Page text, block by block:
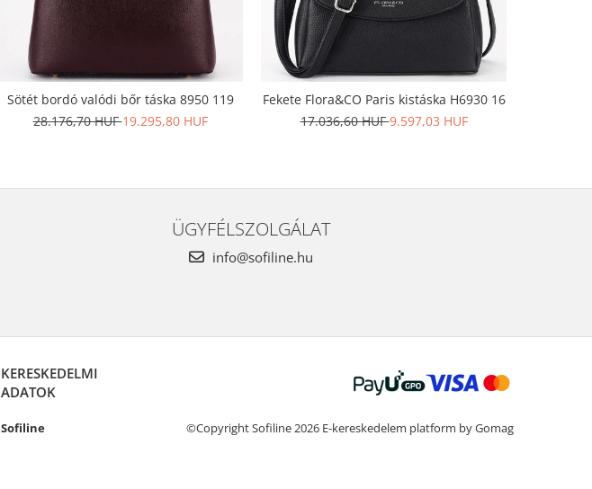
Sötét bordó valódi bőr táska 8950 119
28.176,70 HUF19.295,80 HUF
Fekete Flora&CO Paris kistáska H6930 16
17.036,60 HUF9.597,03 HUF
ÜGYFÉLSZOLGÁLAT
info@sofiline.hu
KERESKEDELMI
ADATOK
Sofiline ©Copyright Sofiline 2026 E-kereskedelem platform by Gomag